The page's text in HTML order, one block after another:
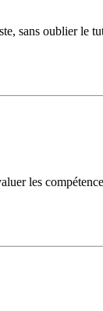
sans oublier le
les